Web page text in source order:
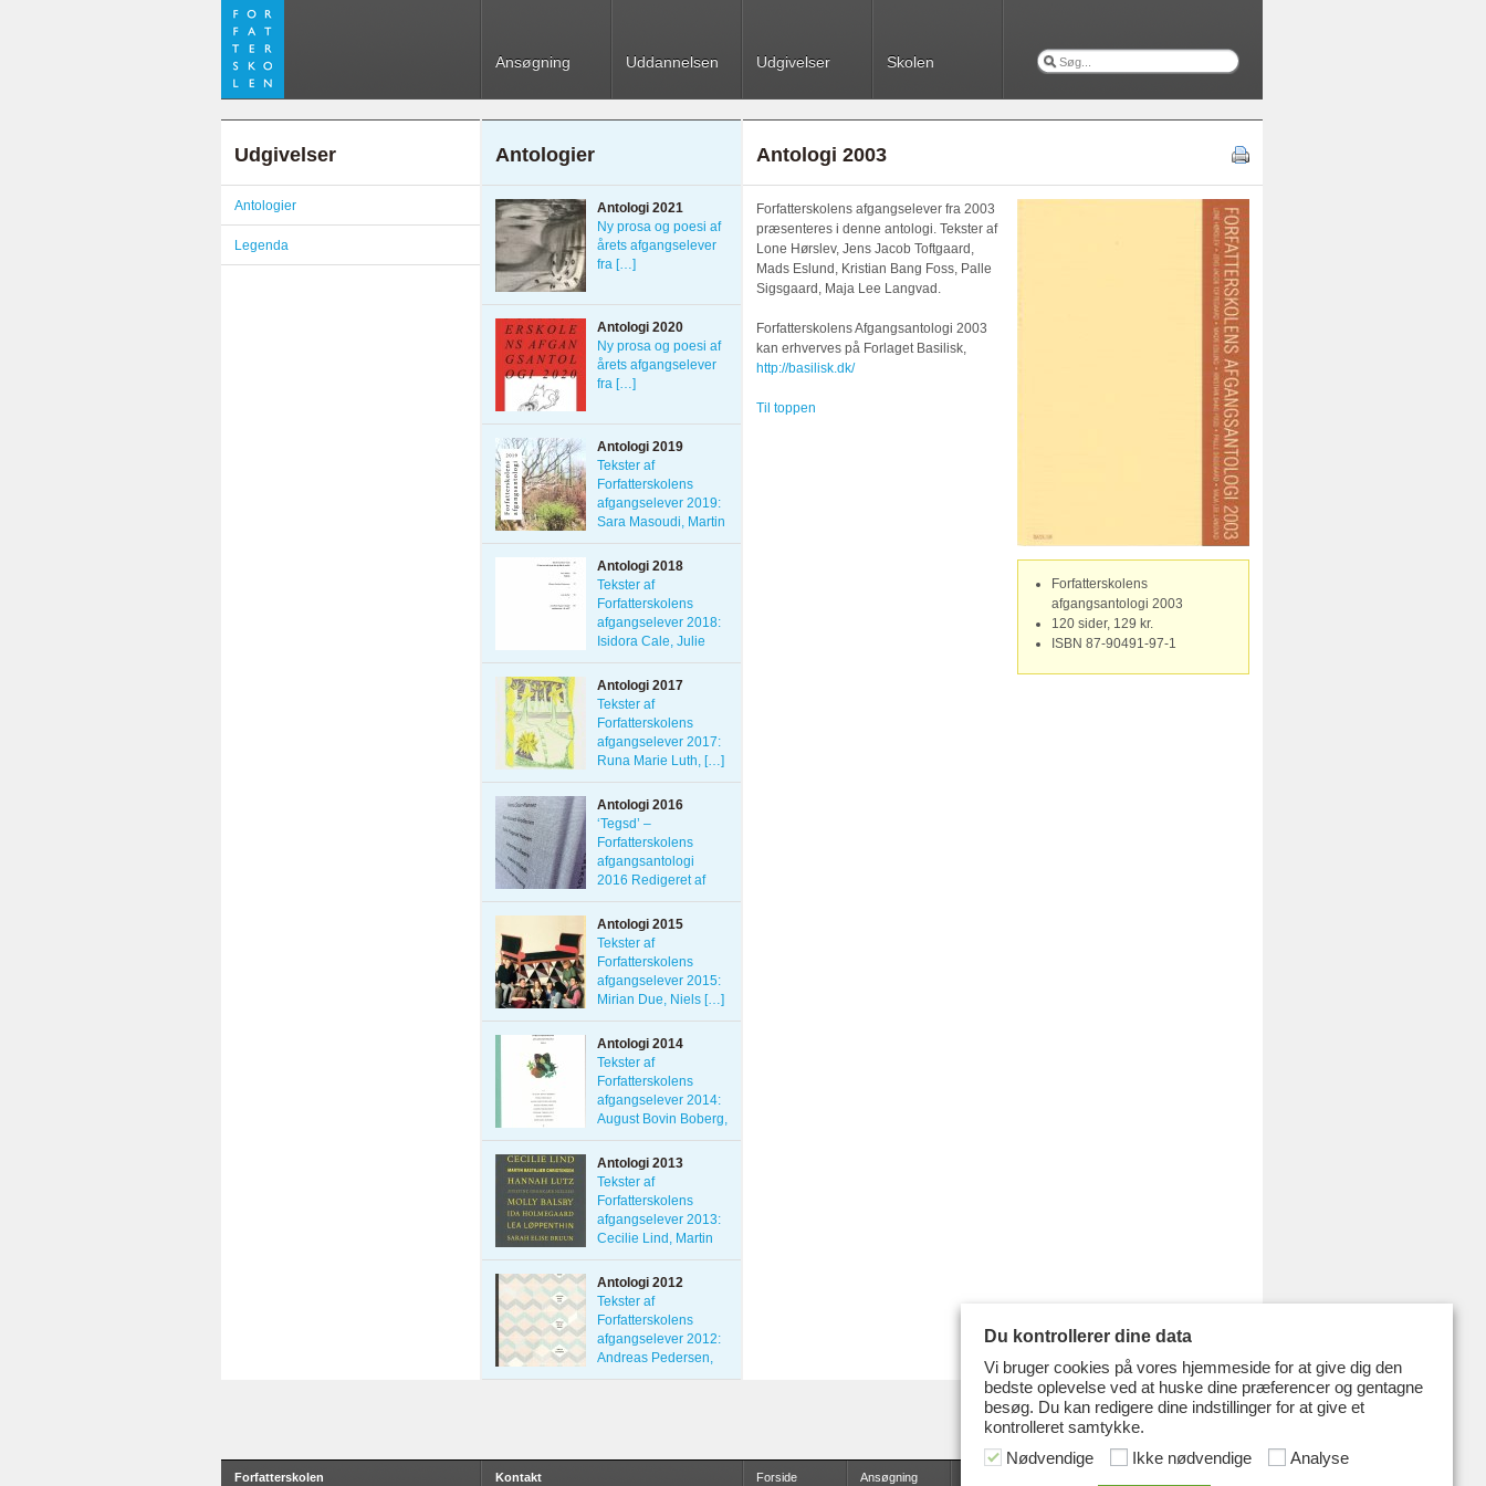
Ansøgning Uddannelsen Udgivelser Skolen
Udgivelser
Antologier
Legenda
Antologier
Antologi 2021
Ny prosa og poesi af
årets afgangselever
fra […]
Antologi 2020
Ny prosa og poesi af
årets afgangselever
fra […]
Antologi 2019
Tekster af
Forfatterskolens
afgangselever 2019:
Sara Masoudi, Martin
[…]
Antologi 2018
Tekster af
Forfatterskolens
afgangselever 2018:
Isidora Cale, Julie
[…]
Antologi 2017
Tekster af
Forfatterskolens
afgangselever 2017:
Runa Marie Luth, […]
Antologi 2016
‘Tegsd’ –
Forfatterskolens
afgangsantologi
2016 Redigeret af
Nanna […]
Antologi 2015
Tekster af
Forfatterskolens
afgangselever 2015:
Mirian Due, Niels […]
Antologi 2014
Tekster af
Forfatterskolens
afgangselever 2014:
August Bovin Boberg,
[…]
Antologi 2013
Tekster af
Forfatterskolens
afgangselever 2013:
Cecilie Lind, Martin
[…]
Antologi 2012
Tekster af
Forfatterskolens
afgangselever 2012:
Andreas Pedersen,
Caroline […]
Antologi 2003
Forfatterskolens
afgangsantologi 2003
120 sider, 129 kr.
ISBN 87-90491-97-1
Forfatterskolens afgangselever fra 2003
præsenteres i denne antologi. Tekster af
Lone Hørslev, Jens Jacob Toftgaard,
Mads Eslund, Kristian Bang Foss, Palle
Sigsgaard, Maja Lee Langvad.
Forfatterskolens Afgangsantologi 2003
kan erhverves på Forlaget Basilisk,
http://basilisk.dk/
Til toppen
Forfatterskolen Kontakt Forside Ansøgning
Du kontrollerer dine data
Vi bruger cookies på vores hjemmeside for at give dig den
bedste oplevelse ved at huske dine præferencer og gentagne
besøg. Du kan redigere dine indstillinger for at give et
kontrolleret samtykke.
Nødvendige
Ikke nødvendige Analyse